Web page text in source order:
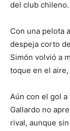
del club chileno.
Con una pelota
despeja corto
Simón volvió a
toque en el aire,
Aún con el gol
Gallardo no
rival, aunque